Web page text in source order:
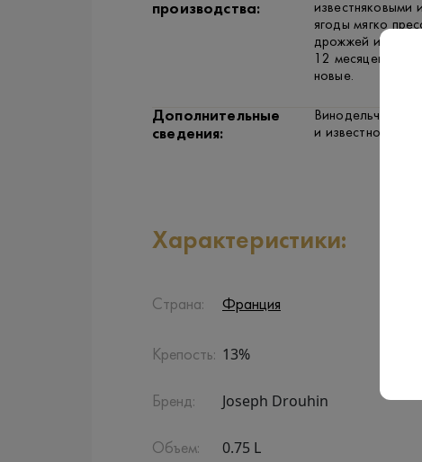
производства:
известняковыми
ягоды мягко
дрожжей или
12 месяцев в
новые.
Дополнительные
сведения:
Винодельческое
и известно
Характеристики:
Страна: Франция
Крепость: 13%
Бренд: Joseph Drouhin
Объем: 0.75 L